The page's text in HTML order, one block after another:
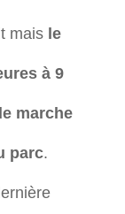
mais le
à 9
marche
parc.